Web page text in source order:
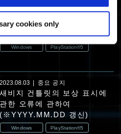
cookies only
디노 서바이벌의 파이널 미션
우선 설정에 관한 오류에 대하
여
Windows PlayStation®5
2023.08.03 중요 공지
새비지 건틀릿의 보상 표시에
관한 오류에 관하여
(※YYYY.MM.DD 갱신)
Windows PlayStation®5